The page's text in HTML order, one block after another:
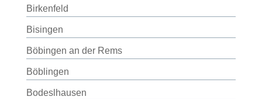
Birkenfeld
Bisingen
Böbingen an der Rems
Böblingen
Bodeslhausen